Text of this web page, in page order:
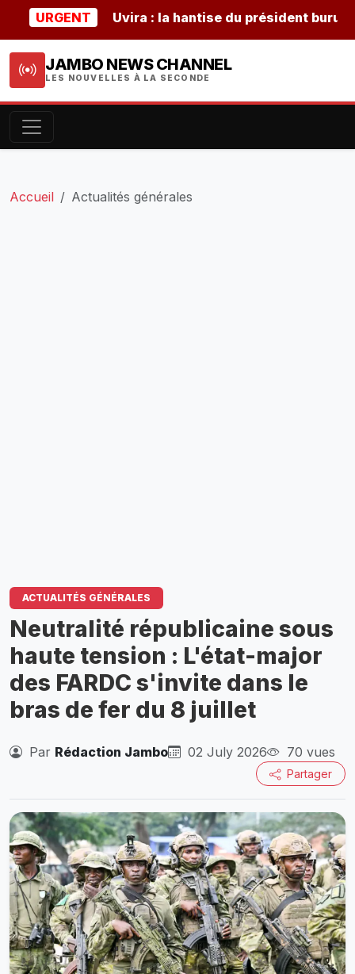
Uvira : la hantise du président burundais
JAMBO NEWS CHANNEL
LES NOUVELLES À LA SECONDE
Accueil Actualités générales
ACTUALITÉS GÉNÉRALES
Neutralité républicaine sous
haute tension : L'état-major
des FARDC s'invite dans le
bras de fer du 8 juillet
Par Rédaction Jambo 02 July 2026 70 vues
Partager